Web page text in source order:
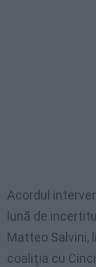
Acordul
lună de
Matteo Salvini,
coaliţia cu